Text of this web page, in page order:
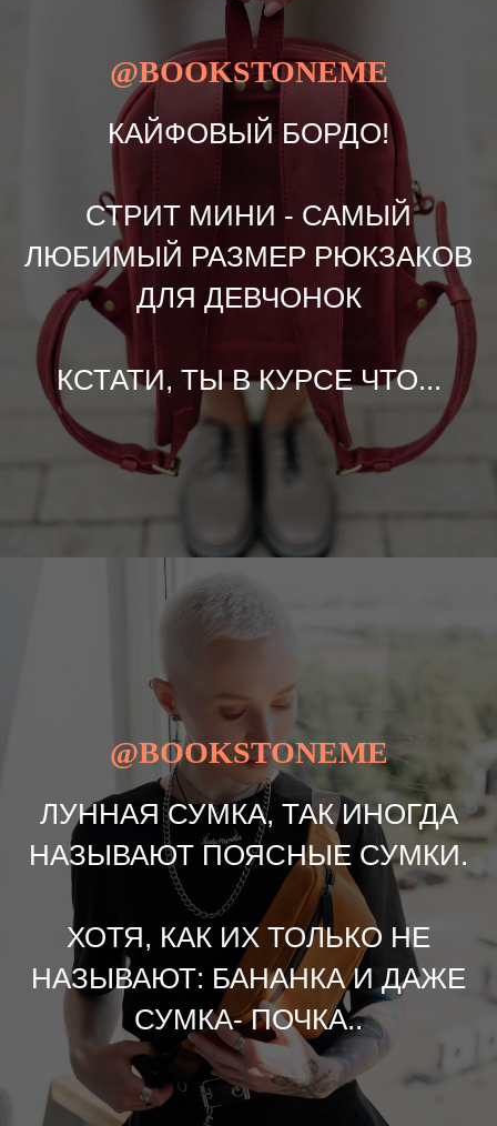
@BOOKSTONEME
КАЙФОВЫЙ БОРДО!
СТРИТ МИНИ - САМЫЙ
ЛЮБИМЫЙ РАЗМЕР РЮКЗАКОВ
ДЛЯ ДЕВЧОНОК
КСТАТИ, ТЫ В КУРСЕ ЧТО...
@BOOKSTONEME
ЛУННАЯ СУМКА, ТАК ИНОГДА
НАЗЫВАЮТ ПОЯСНЫЕ СУМКИ.
ХОТЯ, КАК ИХ ТОЛЬКО НЕ
НАЗЫВАЮТ: БАНАНКА И ДАЖЕ
СУМКА- ПОЧКА..